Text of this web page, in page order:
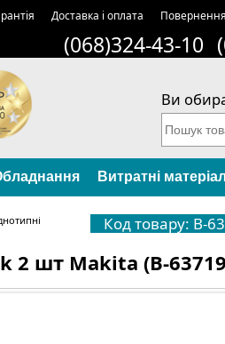
Доставка і оплата
(068)324-43-10
Ви
Витратні
Код товару: B-
2 шт Makita (B-